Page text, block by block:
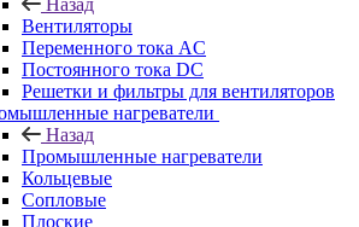
Назад
Вентиляторы
Переменного тока AC
Постоянного тока DC
Решетки и фильтры для вентиляторов
нагреватели
Назад
Промышленные нагреватели
Кольцевые
Сопловые
Плоские